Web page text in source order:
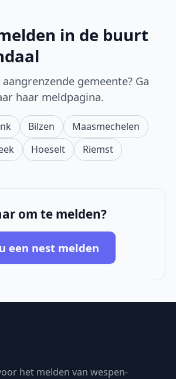
in de buurt
gemeente? Ga
haar meldpagina.
Bilzen
Maasmechelen
Hoeselt Riemst
om te melden?
een nest melden
het melden van wespen-